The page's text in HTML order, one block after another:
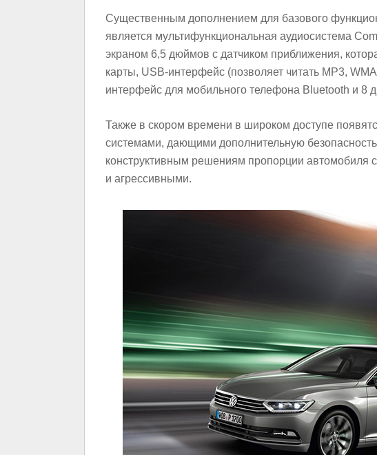
Существенным дополнением для базового
является мультифункциональная аудиосистема
экраном 6,5 дюймов с датчиком приближения,
карты, USB-интерфейс (позволяет читать MP3,
интерфейс для мобильного телефона Bluetooth и 8
Также в скором времени в широком доступе
системами, дающими дополнительную
конструктивным решениям пропорции автомобиля
и агрессивными.